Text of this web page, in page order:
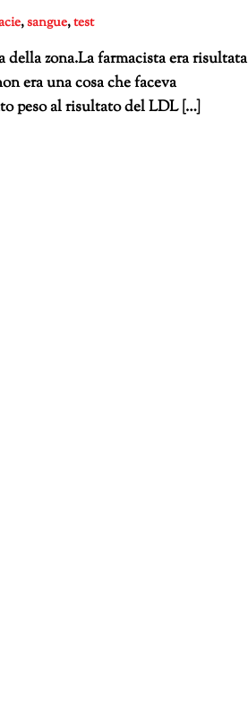
,sangue,test
zona.La farmacista era risultata
era una cosa che faceva
peso al risultato del LDL […]